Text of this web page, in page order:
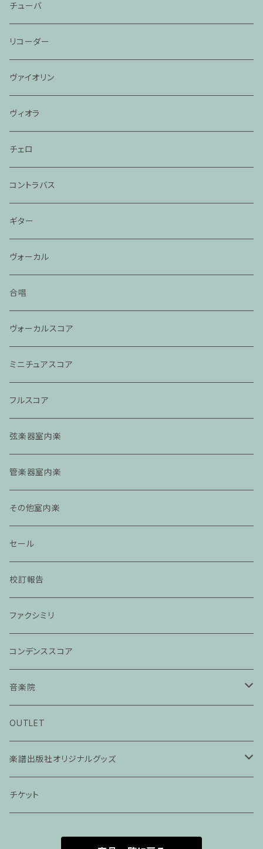
チューバ
リコーダー
ヴァイオリン
ヴィオラ
チェロ
コントラバス
ギター
ヴォーカル
合唱
ヴォーカルスコア
ミニチュアスコア
フルスコア
弦楽器室内楽
管楽器室内楽
その他室内楽
セール
校訂報告
ファクシミリ
コンデンススコア
音楽院
ピアノ科３０分レッスン
ピアノ科４５分レッスン
家族割プラン
OUTLET
楽譜出版社オリジナルグッズ
アパレル
チケット